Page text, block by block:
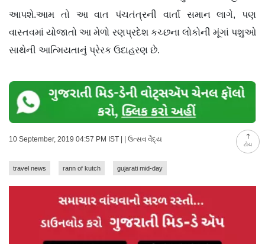
ટોચ
આપશે.આમ તો આ વાત પંચતંત્રની વાર્તા સમાન લાગે, પણ
વાસ્તવમાં યોજાતો આ મેળો રણપ્રદેશ કચ્છના લોકોની મૂંગાં પશુઓ
સાથેની આત્મિયતાનું પ્રેરક ઉદાહરણ છે.
10 September, 2019 04:57 PM IST | | ઉત્સવ વૈદ્ય
travel news rann of kutch gujarati mid-day